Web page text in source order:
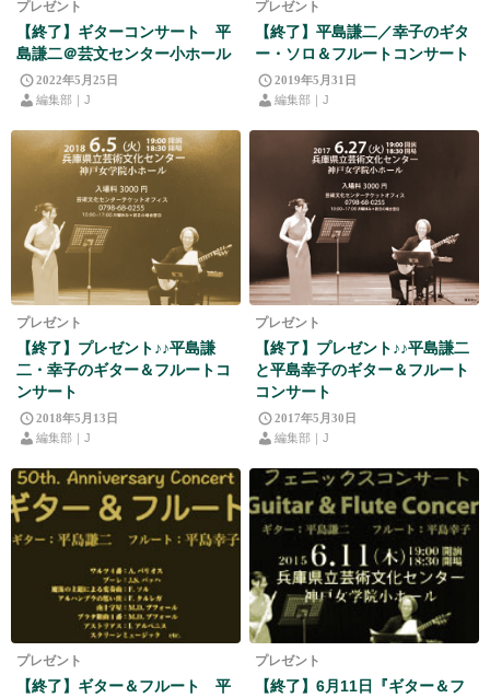
プレゼント
【終了】ギターコンサート 平
島謙二＠芸文センター小ホール
2022年5月25日
編集部｜J
プレゼント
【終了】平島謙二／幸子のギタ
ー・ソロ＆フルートコンサート
2019年5月31日
編集部｜J
プレゼント
【終了】プレゼント♪♪平島謙
二・幸子のギター＆フルートコ
ンサート
2018年5月13日
編集部｜J
プレゼント
【終了】プレゼント♪♪平島謙二
と平島幸子のギター＆フルート
コンサート
2017年5月30日
編集部｜J
プレゼント
【終了】ギター＆フルート 平
プレゼント
【終了】6月11日『ギター＆フ